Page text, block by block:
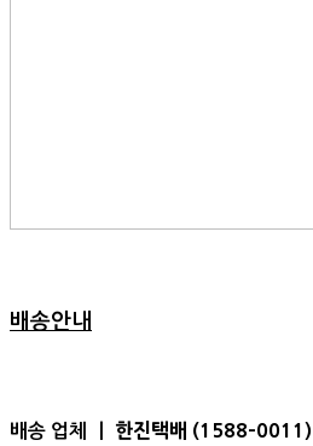
배송안내
배송 업체 ㅣ 한진택배 (1588-0011)